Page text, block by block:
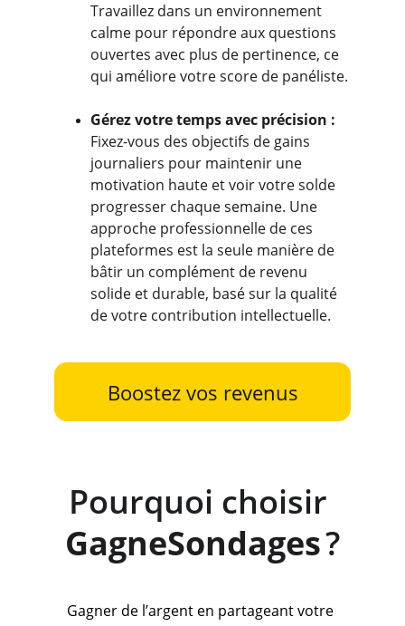
Travaillez dans un environnement
calme pour répondre aux questions
ouvertes avec plus de pertinence, ce
qui améliore votre score de panéliste.
Gérez votre temps avec précision :
Fixez-vous des objectifs de gains
journaliers pour maintenir une
motivation haute et voir votre solde
progresser chaque semaine. Une
approche professionnelle de ces
plateformes est la seule manière de
bâtir un complément de revenu
solide et durable, basé sur la qualité
de votre contribution intellectuelle.
Boostez vos revenus
Pourquoi choisir
GagneSondages ?
Gagner de l’argent en partageant votre